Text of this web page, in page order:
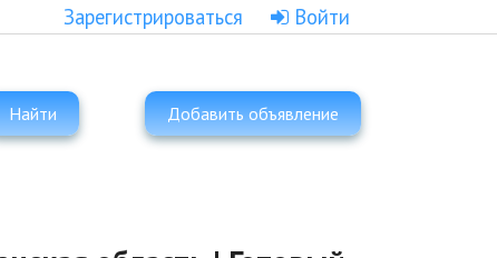
Зарегистрироваться Войти
Найти Добавить объявление